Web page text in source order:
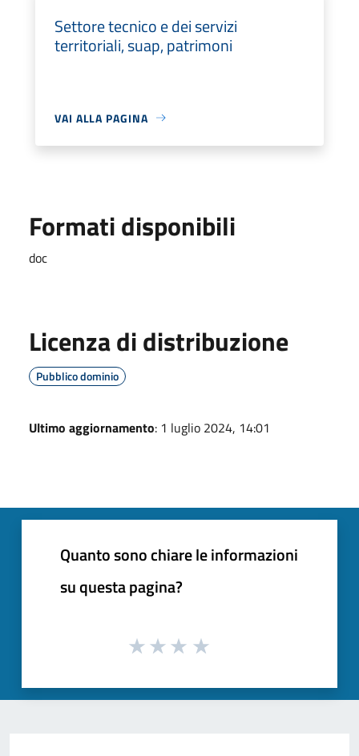
Settore tecnico e dei servizi
territoriali, suap, patrimoni
VAI ALLA PAGINA
Formati disponibili
doc
Licenza di distribuzione
Pubblico dominio
Ultimo aggiornamento: 1 luglio 2024, 14:01
Quanto sono chiare le informazioni
su questa pagina?